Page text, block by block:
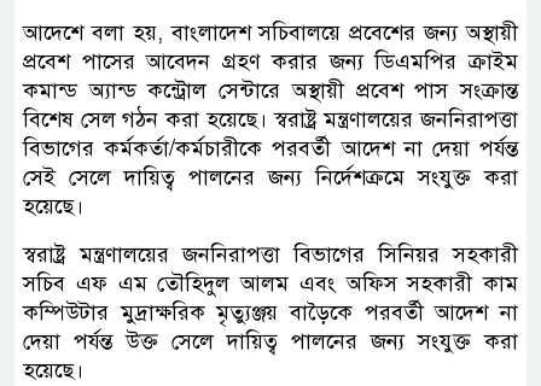
আদেশে বলা হয়, বাংলাদেশ সচিবালয়ে প্রবেশের জন্য অস্থায়ী
প্রবেশ পাসের আবেদন গ্রহণ করার জন্য ডিএমপির ক্রাইম
কমান্ড অ্যান্ড কন্ট্রোল সেন্টারে অস্থায়ী প্রবেশ পাস সংক্রান্ত
বিশেষ সেল গঠন করা হয়েছে। স্বরাষ্ট্র মন্ত্রণালয়ের জননিরাপত্তা
বিভাগের কর্মকর্তা/কর্মচারীকে পরবর্তী আদেশ না দেয়া পর্যন্ত
সেই সেলে দায়িত্ব পালনের জন্য নির্দেশক্রমে সংযুক্ত করা
হয়েছে।
স্বরাষ্ট্র মন্ত্রণালয়ের জননিরাপত্তা বিভাগের সিনিয়র সহকারী
সচিব এফ এম তৌহিদুল আলম এবং অফিস সহকারী কাম
কম্পিউটার মুদ্রাক্ষরিক মৃত্যুঞ্জয় বাড়ৈকে পরবর্তী আদেশ না
দেয়া পর্যন্ত উক্ত সেলে দায়িত্ব পালনের জন্য সংযুক্ত করা
হয়েছে।